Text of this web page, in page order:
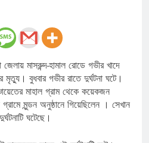
জেলায় মাসরুন্দ-হামাল রোডে গভীর খাদে
বুধবার গভীর রাতে দুর্ঘটনা ঘটে।
মাহাল গ্রাম থেকে কয়েকজন
মুন্ডন অনুষ্ঠানে গিয়েছিলেন । সেখান
ঘটেছে।